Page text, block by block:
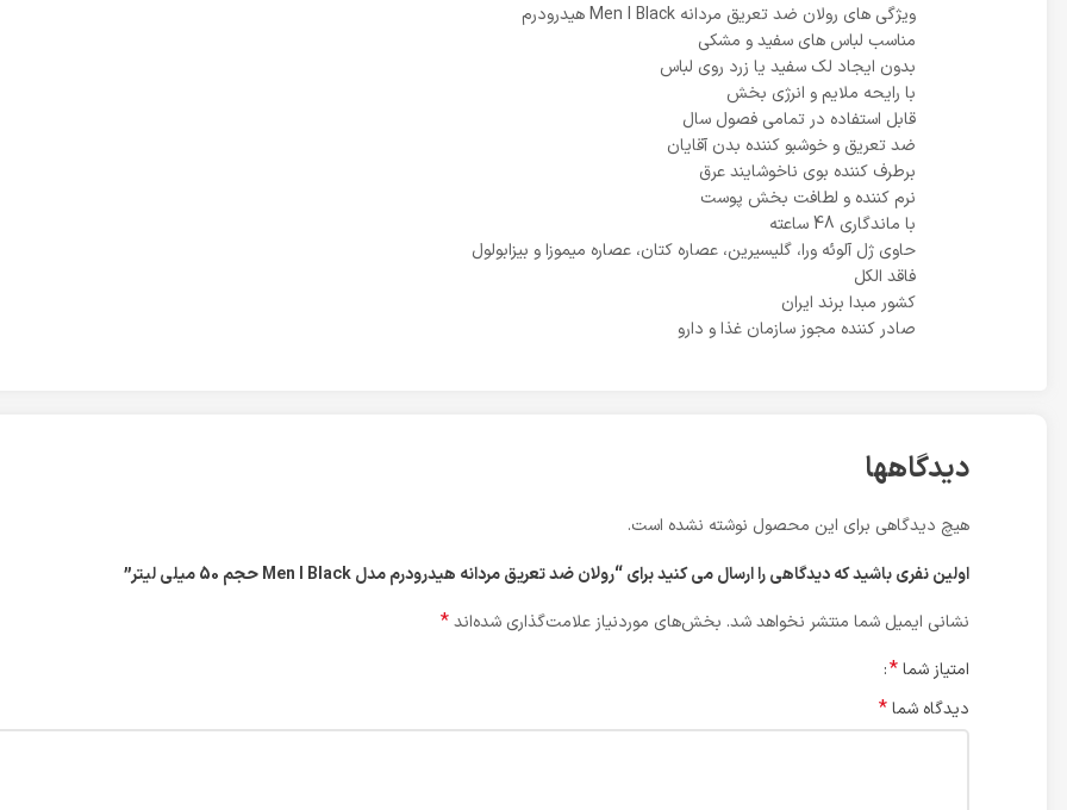
ویژگی های رولان ضد تعریق مردانه Men I Black هیدرودرم
مناسب لباس های سفید و مشکی
بدون ایجاد لک سفید یا زرد روی لباس
با رایحه ملایم و انرژی بخش
قابل استفاده در تمامی فصول سال
ضد تعریق و خوشبو کننده بدن آقایان
برطرف کننده بوی ناخوشایند عرق
نرم کننده و لطافت بخش پوست
با ماندگاری 48 ساعته
حاوی ژل آلوئه ورا، گلیسیرین، عصاره کتان، عصاره میموزا و بیزابولول
فاقد الکل
کشور مبدا برند ایران
صادر کننده مجوز سازمان غذا و دارو
دیدگاهها
هیچ دیدگاهی برای این محصول نوشته نشده است.
اولین نفری باشید که دیدگاهی را ارسال می کنید برای “رولان ضد تعریق مردانه هیدرودرم مدل Men I Black حجم 50 میلی لیتر”
نشانی ایمیل شما منتشر نخواهد شد. بخش‌های موردنیاز علامت‌گذاری شده‌اند*
امتیاز شما*
دیدگاه شما*